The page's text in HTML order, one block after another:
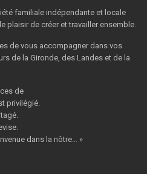
familiale indépendante et locale
plaisir de créer et travailler ensemble.
de vous accompagner dans vos
de la Gironde, des Landes et de la
de
privilégié.
dans la nôtre… »